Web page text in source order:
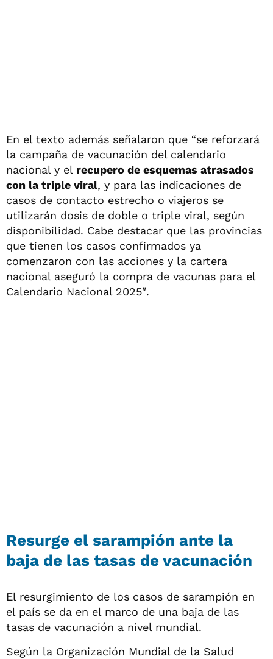
En el texto además señalaron que “se reforzará
la campaña de vacunación del calendario
nacional y el recupero de esquemas atrasados
con la triple viral, y para las indicaciones de
casos de contacto estrecho o viajeros se
utilizarán dosis de doble o triple viral, según
disponibilidad. Cabe destacar que las provincias
que tienen los casos confirmados ya
comenzaron con las acciones y la cartera
nacional aseguró la compra de vacunas para el
Calendario Nacional 2025″.
Resurge el sarampión ante la
baja de las tasas de vacunación
El resurgimiento de los casos de sarampión en
el país se da en el marco de una baja de las
tasas de vacunación a nivel mundial.
Según la Organización Mundial de la Salud